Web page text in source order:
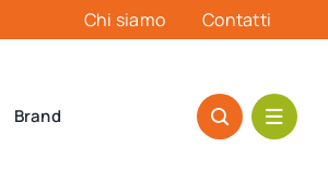
Chi siamo Contatti
Brand